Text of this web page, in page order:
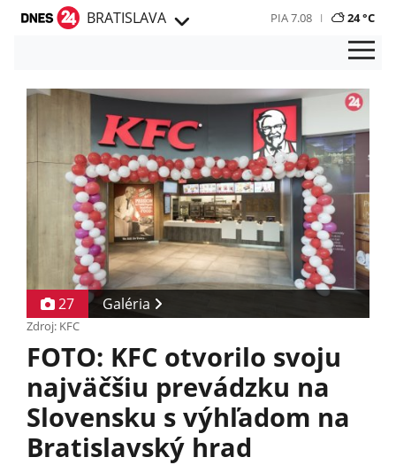
BRATISLAVA PIA 7.08 24 °C
27 Galéria
Zdroj: KFC
FOTO: KFC otvorilo svoju
najväčšiu prevádzku na
Slovensku s výhľadom na
Bratislavský hrad